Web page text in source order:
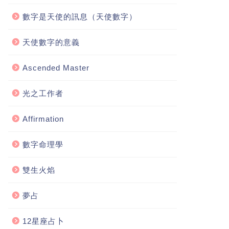
數字是天使的訊息（天使數字）
天使數字的意義
Ascended Master
光之工作者
Affirmation
數字命理學
雙生火焰
夢占
12星座占卜